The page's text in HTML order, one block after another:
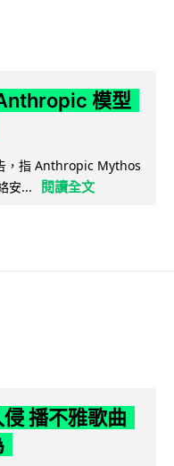
模型
，指 Anthropic Mythos
安...
閱讀全文
播不雅歌曲